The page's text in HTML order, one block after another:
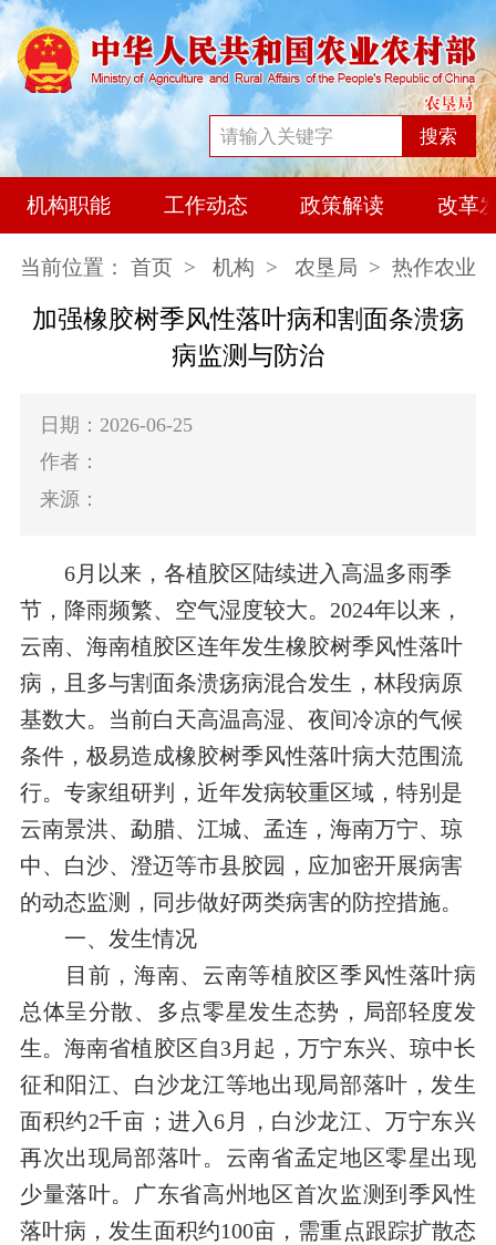
搜索
机构职能 工作动态 政策解读 改革
当前位置： 首页 > 机构 > 农垦局 > 热作农业
加强橡胶树季风性落叶病和割面条溃疡
病监测与防治
日期：2026-06-25
作者：
来源：
6月以来，各植胶区陆续进入高温多雨季
节，降雨频繁、空气湿度较大。2024年以来，
云南、海南植胶区连年发生橡胶树季风性落叶
病，且多与割面条溃疡病混合发生，林段病原
基数大。当前白天高温高湿、夜间冷凉的气候
条件，极易造成橡胶树季风性落叶病大范围流
行。专家组研判，近年发病较重区域，特别是
云南景洪、勐腊、江城、孟连，海南万宁、琼
中、白沙、澄迈等市县胶园，应加密开展病害
的动态监测，同步做好两类病害的防控措施。
一、发生情况
目前，海南、云南等植胶区季风性落叶病
总体呈分散、多点零星发生态势，局部轻度发
生。海南省植胶区自3月起，万宁东兴、琼中长
征和阳江、白沙龙江等地出现局部落叶，发生
面积约2千亩；进入6月，白沙龙江、万宁东兴
再次出现局部落叶。云南省孟定地区零星出现
少量落叶。广东省高州地区首次监测到季风性
落叶病，发生面积约100亩，需重点跟踪扩散态